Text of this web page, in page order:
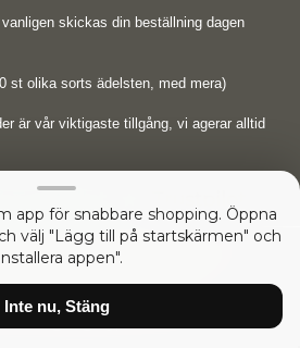
skickas din beställning dagen
st olika sorts ädelsten, med mera)
är vår viktigaste tillgång, vi agerar alltid
Trustpilot
Diamonds and Gemstones
Friday 21 October, 2005
app för snabbare shopping. Öppna
välj "Lägg till på startskärmen" och
appen".
Inte nu, Stäng